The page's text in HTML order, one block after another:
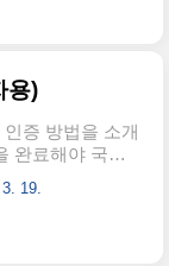
문주소 변환 바
외 사이트에 항
서 복사 붙여넣
어로 되어있지
혼란스러울수
주소 쓰는 기
주소 기본 입력
용)
증 방법을 소개
완료해야 국내
,출금을 할수
로 해줘야 하
필요한 이유신
서 코인을 OKX
19.